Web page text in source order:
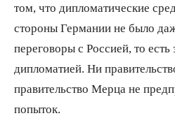
том, что дипломатические
стороны Германии не было
переговоры с Россией, то есть
дипломатией. Ни
правительство Мерца не
попыток.